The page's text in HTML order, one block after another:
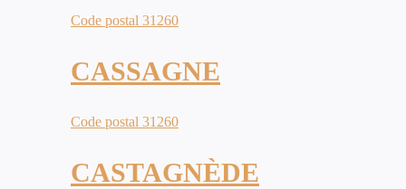
Code postal 31260
CASSAGNE
Code postal 31260
CASTAGNÈDE